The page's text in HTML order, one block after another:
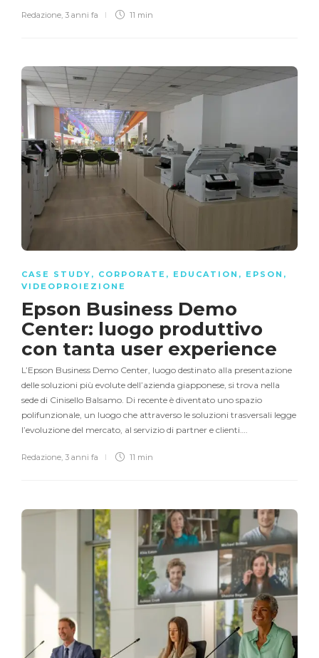
Redazione 3 anni fa 11 min
CASE STUDY , CORPORATE , EDUCATION , EPSON ,
VIDEOPROIEZIONE
Epson Business Demo
Center: luogo produttivo
con tanta user experience
L’Epson Business Demo Center, luogo destinato alla presentazione
delle soluzioni più evolute dell’azienda giapponese, si trova nella
sede di Cinisello Balsamo. Di recente è diventato uno spazio
polifunzionale, un luogo che attraverso le soluzioni trasversali legge
l’evoluzione del mercato, al servizio di partner e clienti….
Redazione 3 anni fa 11 min